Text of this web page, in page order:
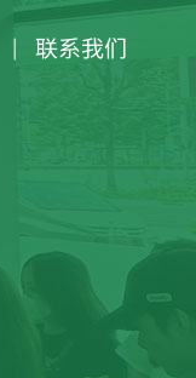
| 联系我们